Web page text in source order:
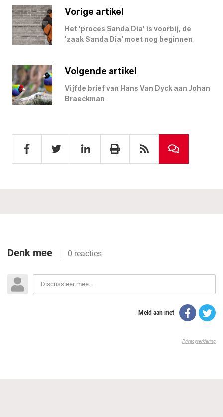
Vorige artikel
Het 'proces Sanda Dia' is voorbij, de
'zaak Sanda Dia' moet nog beginnen
Volgende artikel
Vijfde brief van Hans Van Dyck aan Johan
Braeckman